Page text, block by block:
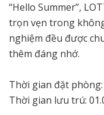
“Hello Summer”,
trọn vẹn trong
nghiệm đều được
thêm đáng nhớ.
Thời gian đặt phòng:
Thời gian lưu trú: